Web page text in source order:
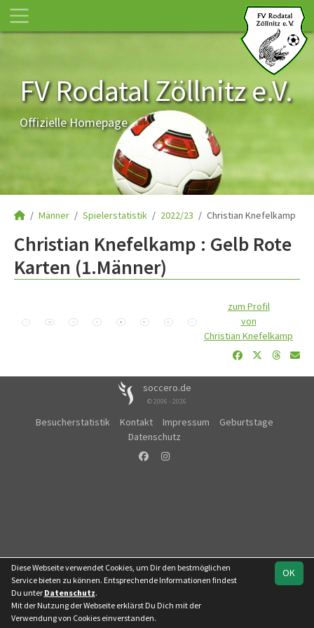
FV Rodatal Zöllnitz e.V.
Offizielle Homepage
Männer Spielerstatistik 2022/23 Christian Knefelkamp
Christian Knefelkamp : Gelb Rote
Karten (1.Männer)
zum Profil
von
Christian Knefelkamp
soccero.de
© 2006 - 2026
Besucherstatistik Kontakt Impressum
Geburtstage
Datenschutz
OK
Diese Webseite verwendet Cookies, um Dir den bestmöglichen
Service bieten zu können. Entsprechende Informationen findest
Du unter Datenschutz.
Mit der Nutzung der Webseite erklärst Du Dich mit der
Verwendung von Cookies einverstanden.